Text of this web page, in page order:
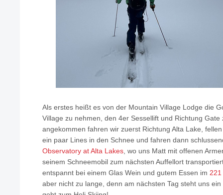
Als erstes heißt es von der Mountain Village Lodge die
Village zu nehmen, den 4er Sessellift und Richtung Gate
angekommen fahren wir zuerst Richtung Alta Lake,
ein paar Lines in den Schnee und fahren dann
Observatory at Alta Lakes , wo uns Matt mit offenen
seinem Schneemobil zum nächsten Auffellort
entspannt bei einem Glas Wein und gutem Essen im 221
aber nicht zu lange, denn am nächsten Tag steht uns